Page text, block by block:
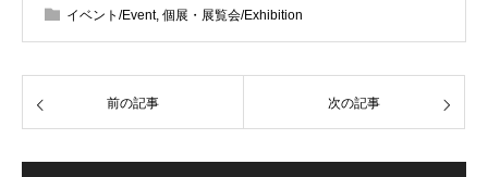
イベント/Event, 個展・展覧会/Exhibition
前の記事 次の記事